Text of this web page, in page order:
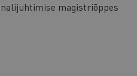
magistriõppes